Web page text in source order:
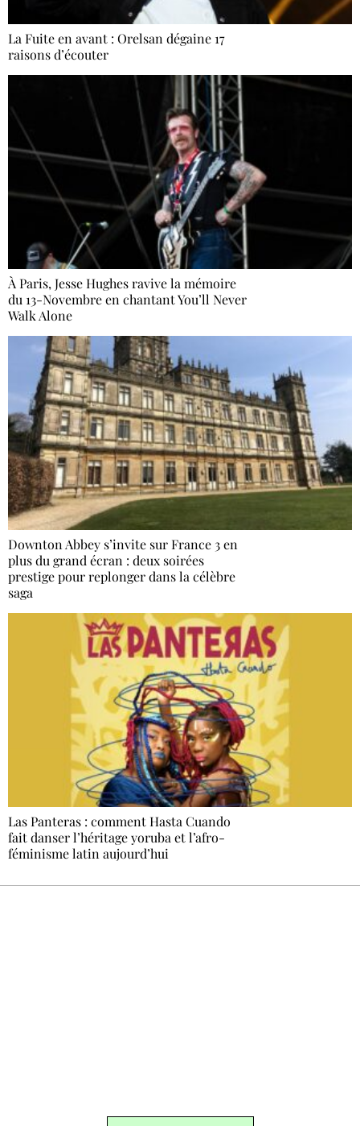
La Fuite en avant : Orelsan dégaine 17
raisons d’écouter
À Paris, Jesse Hughes ravive la mémoire
du 13-Novembre en chantant You’ll Never
Walk Alone
Downton Abbey s’invite sur France 3 en
plus du grand écran : deux soirées
prestige pour replonger dans la célèbre
saga
Las Panteras : comment Hasta Cuando
fait danser l’héritage yoruba et l’afro-
féminisme latin aujourd’hui